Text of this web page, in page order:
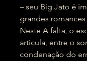
– seu Big Jato é
grandes
Neste A falta, o
articula, entre o
condenação do